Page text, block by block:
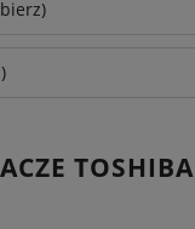
TOSHIBA